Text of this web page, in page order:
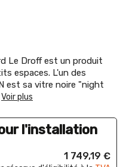
Le Droff est un produit
espaces. L'un des
est sa vitre noire "night
Voir plus
l'installation
1 749,19 €